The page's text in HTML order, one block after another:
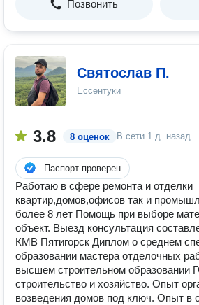
Позвонить
Святослав П.
Ессентуки
3.8 8 оценок В сети 1 д. назад
Паспорт проверен
Работаю в сфере ремонта и отделки
квартир,домов,офисов так и
более 8 лет Помощь при выборе
объект. Выезд консультация
КМВ Пятигорск Диплом о среднем
образовании мастера отделочных
высшем строительном образовании
строительство и хозяйство. Опыт
возведения домов под ключ. Опыт в